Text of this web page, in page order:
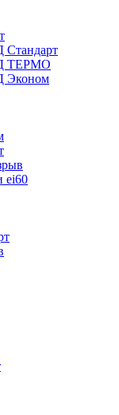
Стандарт
ТЕРМО
Эконом
ei60